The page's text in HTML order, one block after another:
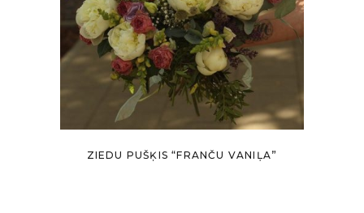
ZIEDU PUŠĶIS “FRANČU VANIĻA”